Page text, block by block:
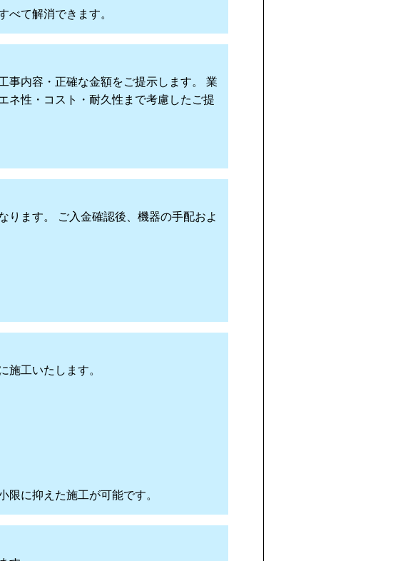
べて解消できます。
事内容・正確な金額をご提示します。 業
ネ性・コスト・耐久性まで考慮したご提
ります。 ご入金確認後、機器の手配およ
施工いたします。
限に抑えた施工が可能です。